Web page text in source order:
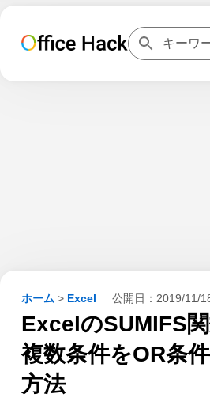
ホーム > Excel 公開日： 2019/11/
ExcelのSUMIFS
複数条件をOR条
方法